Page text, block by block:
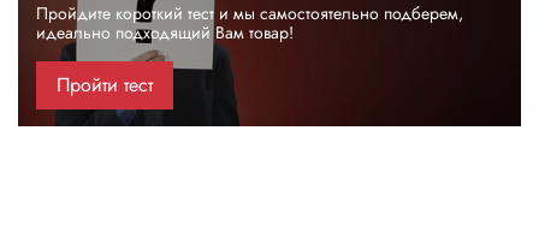
Пройдите короткий тест и мы самостоятельно подберем,
идеально подходящий Вам товар!
Пройти тест